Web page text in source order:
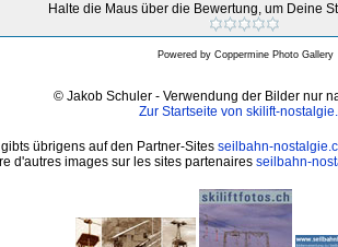
Halte die Maus über die Bewertung, um Deine
Powered by Coppermine Photo Gallery
© Jakob Schuler - Verwendung der Bilder nur
Zur Startseite von skilift-
übrigens auf den Partner-Sites seilbahn-
d'autres images sur les sites partenaires seilbahn-